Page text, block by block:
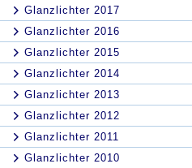
Glanzlichter 2017
Glanzlichter 2016
Glanzlichter 2015
Glanzlichter 2014
Glanzlichter 2013
Glanzlichter 2012
Glanzlichter 2011
Glanzlichter 2010